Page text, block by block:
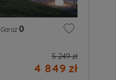
Garaż 0
5 249 zł
4 849 zł